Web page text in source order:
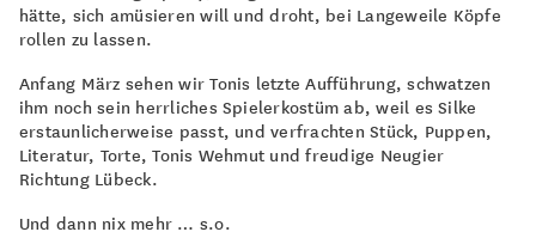
hätte, sich amüsieren will und droht, bei Langeweile Köpfe
rollen zu lassen.
Anfang März sehen wir Tonis letzte Aufführung, schwatzen
ihm noch sein herrliches Spielerkostüm ab, weil es Silke
erstaunlicherweise passt, und verfrachten Stück, Puppen,
Literatur, Torte, Tonis Wehmut und freudige Neugier
Richtung Lübeck.
Und dann nix mehr … s.o.